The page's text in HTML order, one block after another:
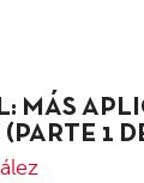
MÁS
1